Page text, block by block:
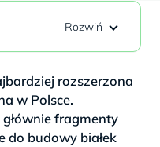
rozszerzona
w Polsce.
fragmenty
do budowy białek